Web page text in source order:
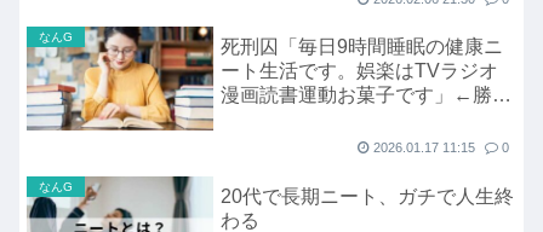
なんG
死刑囚「毎日9時間睡眠の健康ニ
ート生活です。娯楽はTVラジオ
漫画読書運動お菓子です」←勝ち
2026.01.17 11:15 0
なんG
20代で長期ニート、ガチで人生終
わる